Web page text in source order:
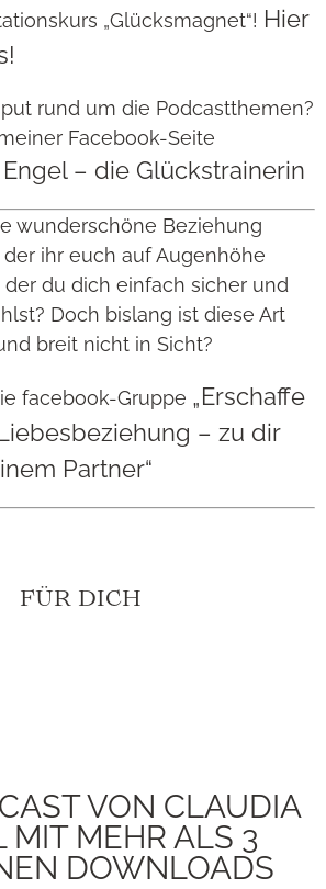
„Glücksmagnet“! Hier
rund um die Podcastthemen?
Facebook-Seite
– die Glückstrainerin
wunderschöne Beziehung
der ihr euch auf Augenhöhe
du dich einfach sicher und
Doch bislang ist diese Art
breit nicht in Sicht?
facebook-Gruppe „Erschaffe
– zu dir
Partner“
FÜR DICH
VON CLAUDIA
MIT MEHR ALS 3
DOWNLOADS